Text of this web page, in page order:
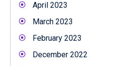
April 2023
March 2023
February 2023
December 2022